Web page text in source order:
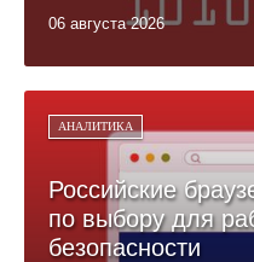
06 августа 2026
АНАЛИТИКА
Российские
по выбору для
безопасности